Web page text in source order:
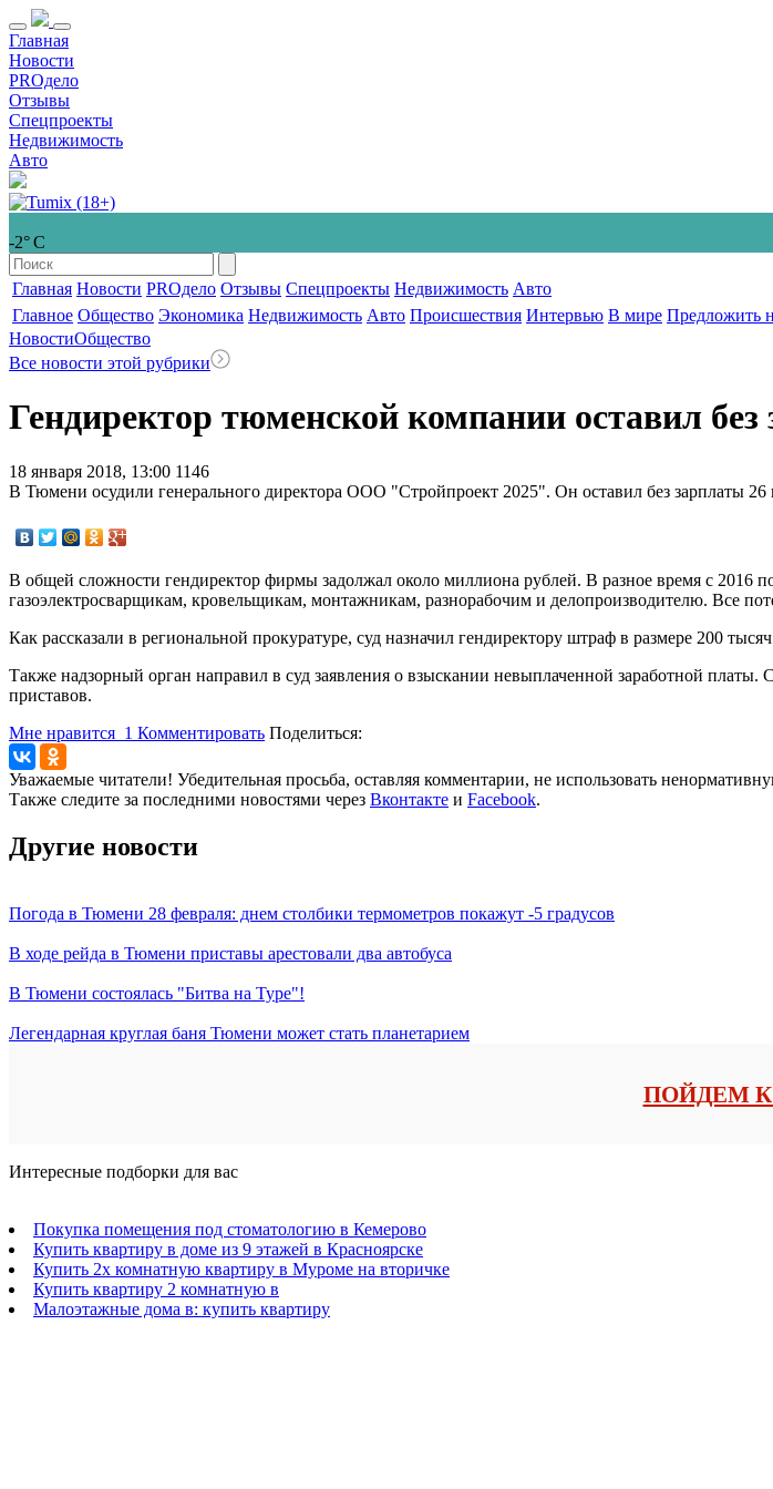
Главная
Новости
PROдело
Отзывы
Спецпроекты
Недвижимость
Авто
-2° С
Главная Новости PROдело Отзывы Спецпроекты Недвижимость Авто
Главное Общество Экономика Недвижимость Авто Происшествия Интервью В мире Предложить
НовостиОбщество
Все новости этой рубрики
Гендиректор тюменской компании оставил
18 января 2018, 13:00 1146
В Тюмени осудили генерального директора ООО "Стройпроект 2025". Он оставил без зарплаты
В общей сложности гендиректор фирмы задолжал около миллиона рублей. В разное время с 2016
газоэлектросварщикам, кровельщикам, монтажникам, разнорабочим и делопроизводителю. Все
Как рассказали в региональной прокуратуре, суд назначил гендиректору штраф в размере 200
Также надзорный орган направил в суд заявления о взыскании невыплаченной заработной
приставов.
Мне нравится 1 Комментировать Поделиться:
Уважаемые читатели! Убедительная просьба, оставляя комментарии, не использовать
Также следите за последними новостями через Вконтакте и Facebook.
Другие новости
Погода в Тюмени 28 февраля: днем столбики термометров покажут -5 градусов
В ходе рейда в Тюмени приставы арестовали два автобуса
В Тюмени состоялась "Битва на Туре"!
Легендарная круглая баня Тюмени может стать планетарием
ПОЙДЕМ
Интересные подборки для вас
Покупка помещения под стоматологию в Кемерово
Купить квартиру в доме из 9 этажей в Красноярске
Купить 2х комнатную квартиру в Муроме на вторичке
Купить квартиру 2 комнатную в
Малоэтажные дома в: купить квартиру